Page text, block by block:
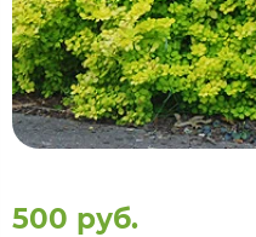
500 руб.